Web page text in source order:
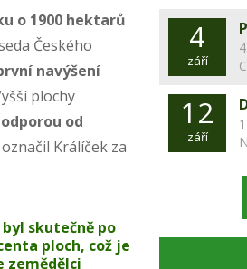
o 1900 hektarů
Českého
navýšení
plochy
od
Králíček za
skutečně po
ploch, což je
zemědělci
4
září
12
září